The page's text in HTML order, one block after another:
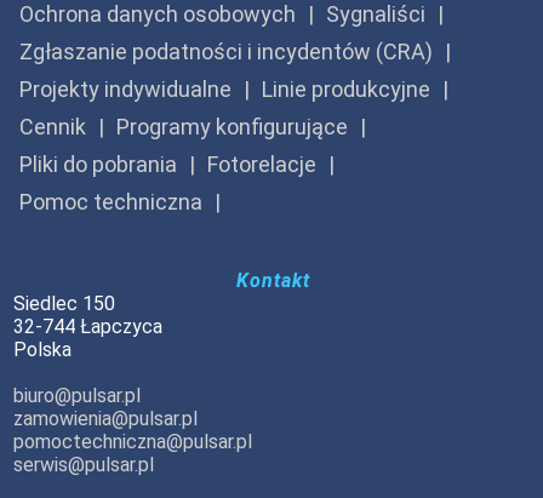
Ochrona danych osobowych
Sygnaliści
Zgłaszanie podatności i incydentów (CRA)
Projekty indywidualne
Linie produkcyjne
Cennik
Programy konfigurujące
Pliki do pobrania
Fotorelacje
Pomoc techniczna
Kontakt
Siedlec 150
32-744 Łapczyca
Polska
biuro@pulsar.pl
zamowienia@pulsar.pl
pomoctechniczna@pulsar.pl
serwis@pulsar.pl